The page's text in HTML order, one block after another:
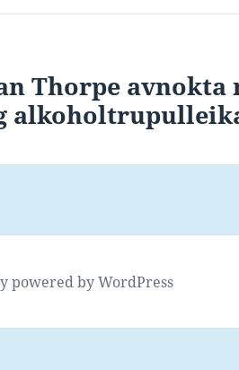
Thorpe avnokta
powered by WordPress